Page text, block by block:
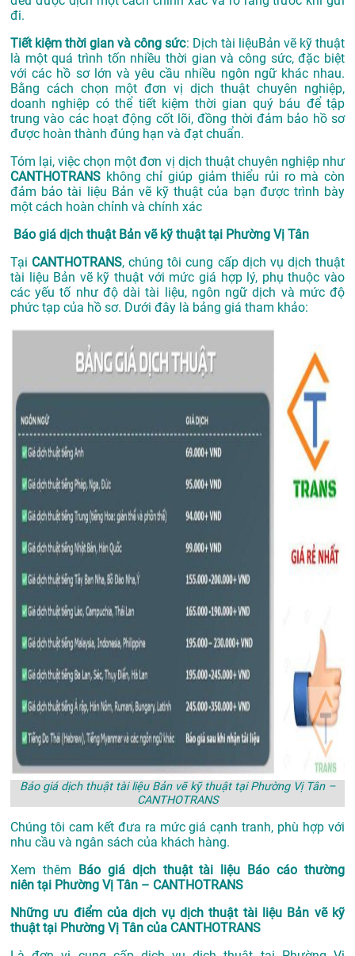
đi.
Tiết kiệm thời gian và công sức: Dịch tài liệuBản vẽ kỹ thuật
là một quá trình tốn nhiều thời gian và công sức, đặc biệt
với các hồ sơ lớn và yêu cầu nhiều ngôn ngữ khác nhau.
Bằng cách chọn một đơn vị dịch thuật chuyên nghiệp,
doanh nghiệp có thể tiết kiệm thời gian quý báu để tập
trung vào các hoạt động cốt lõi, đồng thời đảm bảo hồ sơ
được hoàn thành đúng hạn và đạt chuẩn.
Tóm lại, việc chọn một đơn vị dịch thuật chuyên nghiệp như
CANTHOTRANS không chỉ giúp giảm thiểu rủi ro mà còn
đảm bảo tài liệu Bản vẽ kỹ thuật của bạn được trình bày
một cách hoàn chỉnh và chính xác
Báo giá dịch thuật Bản vẽ kỹ thuật tại Phường Vị Tân
Tại CANTHOTRANS, chúng tôi cung cấp dịch vụ dịch thuật
tài liệu Bản vẽ kỹ thuật với mức giá hợp lý, phụ thuộc vào
các yếu tố như độ dài tài liệu, ngôn ngữ dịch và mức độ
phức tạp của hồ sơ. Dưới đây là bảng giá tham khảo:
Báo giá dịch thuật tài liệu Bản vẽ kỹ thuật tại Phường Vị Tân –
CANTHOTRANS
Chúng tôi cam kết đưa ra mức giá cạnh tranh, phù hợp với
nhu cầu và ngân sách của khách hàng.
Xem thêm
Báo giá dịch thuật tài liệu Báo cáo thường
niên tại Phường Vị Tân – CANTHOTRANS
Những ưu điểm của dịch vụ dịch thuật tài liệu Bản vẽ kỹ
thuật tại Phường Vị Tân của CANTHOTRANS